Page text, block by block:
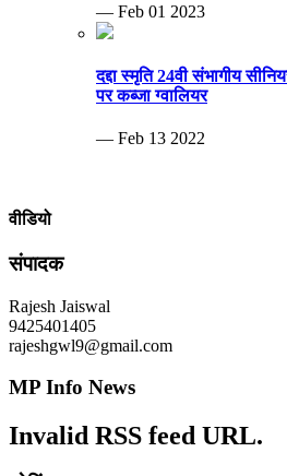
— Feb 01 2023
दद्दा स्मृति 24वी संभागीय
पर कब्जा ग्वालियर
— Feb 13 2022
वीडियो
संपादक
Rajesh Jaiswal
9425401405
rajeshgwl9@gmail.com
MP Info News
Invalid RSS feed URL.